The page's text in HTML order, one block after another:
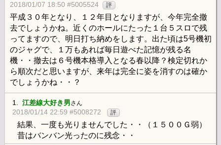
2018/01/07 18:50 #5005524 評
平成３０年となり、１２年目となりますが、今年完全撤
去でしょうかね。近くのホールにたった１台５スロで残
ってますので、明日打ち納めをします。出た頃は5号機初
のジャグで、１万もあれば毎日遊べた記憶が残る名
機・・撤去は６号機本格導入となる春以降？検定切れか
ら順次だと思いますが、来年は完全に姿を消すのは確か
でしょうかね・・？
1. 江差線大好き男さん
2018/01/14 22:59 #5008272 評
結果、一度も光りませんでした・・（１５００Ｇ弱）
昔はバンバン光ったのに残念・・